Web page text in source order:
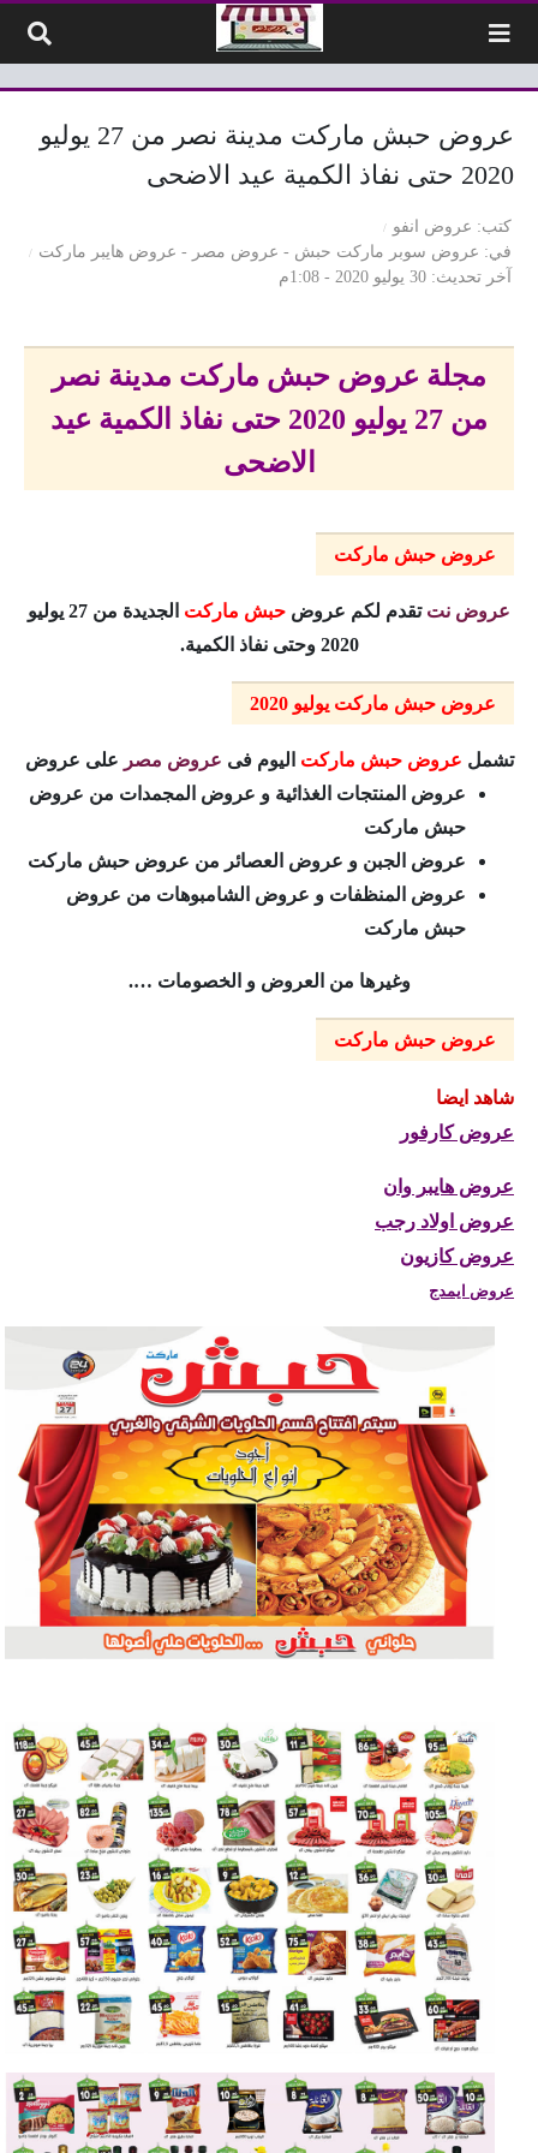
عروض حبش ماركت مدينة نصر من 27 يوليو
2020 حتى نفاذ الكمية عيد الاضحى
كتب
عروض انفو
في
عروض سوبر ماركت حبش - عروض مصر - عروض هايبر ماركت
آخر تحديث 30 يوليو 2020 - 1:08م
مجلة عروض حبش ماركت مدينة نصر
من 27 يوليو 2020
حتى نفاذ الكمية عيد
الاضحى
عروض حبش ماركت
عروض نت تقدم لكم عروض حبش ماركت
الجديدة من 27 يوليو
2020 وحتى نفاذ الكمية.
عروض حبش ماركت يوليو 2020
تشمل عروض حبش ماركت اليوم فى عروض مصر على عروض
عروض المنتجات الغذائية و عروض المجمدات من عروض
حبش ماركت
عروض الجبن و عروض العصائر من عروض حبش ماركت
عروض المنظفات و عروض الشامبوهات من عروض
حبش ماركت
وغيرها من العروض و الخصومات ….
عروض حبش ماركت
شاهد ايضا
عروض كارفور
عروض هايبر وان
عروض اولاد رجب
عروض كازيون
عروض ايمدج